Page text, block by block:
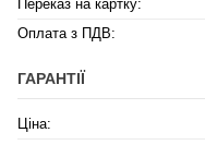
Переказ на картку:
Оплата з ПДВ:
ГАРАНТІЇ
Ціна: